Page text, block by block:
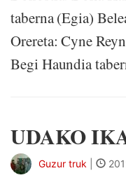
taberna (Egia)
Orereta: Cyne
Begi Haundia
UDAKO
Guzur truk